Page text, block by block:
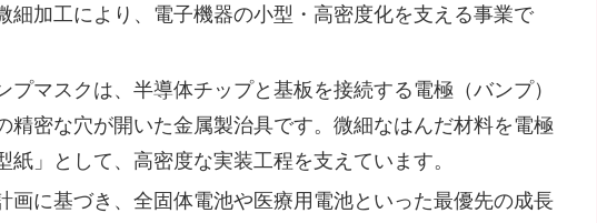
細加工により、電子機器の小型・高密度化を支える事業で
プマスクは、半導体チップと基板を接続する電極（バンプ）
精密な穴が開いた金属製治具です。微細なはんだ材料を電極
紙」として、高密度な実装工程を支えています。
画に基づき、全固体電池や医療用電池といった最優先の成長